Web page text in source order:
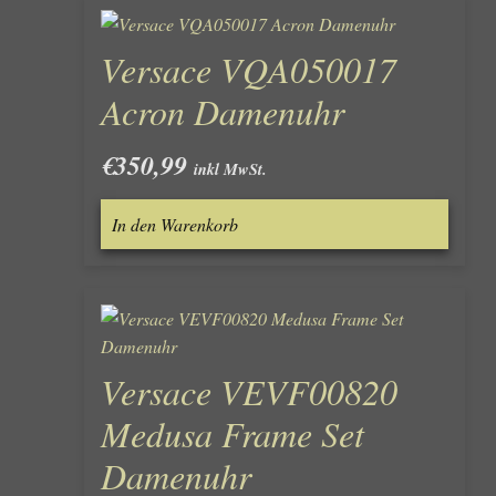
Versace VQA050017
Acron Damenuhr
€350,99 inkl MwSt.
In den Warenkorb
Versace VEVF00820
Medusa Frame Set
Damenuhr